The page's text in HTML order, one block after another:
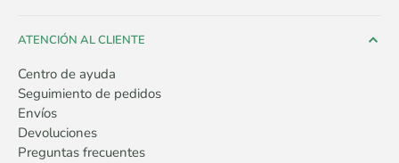
ATENCIÓN AL CLIENTE
Centro de ayuda
Seguimiento de pedidos
Envíos
Devoluciones
Preguntas frecuentes